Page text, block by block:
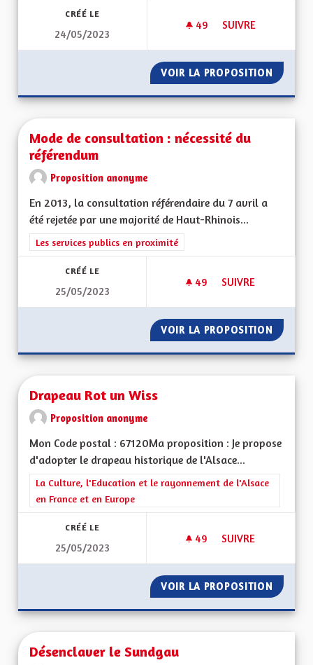
CRÉÉ LE
24/05/2023
49 49 ABONNÉS
SUIVRE
VOIR LA PROPOSITION POUR
Mode de consultation : nécessité du
référendum
Proposition anonyme
En 2013, la consultation référendaire du 7 avril a
été rejetée par une majorité de Haut-Rhinois...
Filtrer les résultats de la catégorie : Les services publics en
Les services publics en proximité
CRÉÉ LE
25/05/2023
49 49 ABONNÉS
SUIVRE
VOIR LA PROPOSITION MODE
Drapeau Rot un Wiss
Proposition anonyme
Mon Code postal : 67120Ma proposition : Je propose
d'adopter le drapeau historique de l'Alsace...
Filtrer les résultats de la catégorie : La Culture, l'Education et
La Culture, l'Education et le rayonnement de l'Alsace
en France et en Europe
CRÉÉ LE
25/05/2023
49 49 ABONNÉS
SUIVRE
VOIR LA PROPOSITION
Désenclaver le Sundgau